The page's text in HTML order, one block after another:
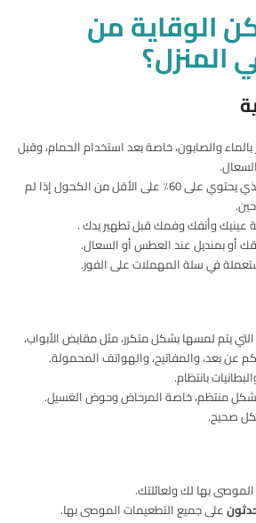
الوقاية من
المنزل؟
والصابون، خاصة بعد استخدام الحمام، وقبل
استخدم معقم اليدين الذي يحتوي على 60٪ على الأقل من الكحول إذا لم
وأنفك وفمك قبل تطهير يدك .
أو بمنديل عند العطس أو السعال.
في سلة المهملات على الفور.
يتم لمسها بشكل متكرر، مثل مقابض الأبواب،
عن بعد، والمفاتيح، والهواتف المحمولة.
بانتظام.
منتظم، خاصة المرحاض وحوض الغسيل.
صحيح.
بها لك ولعائلتك.
على جميع التطعيمات الموصى بها.